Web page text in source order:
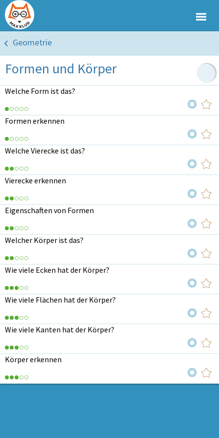
Geometrie
Formen und Körper
Welche Form ist das?
Formen erkennen
Welche Vierecke ist das?
Vierecke erkennen
Eigenschaften von Formen
Welcher Körper ist das?
Wie viele Ecken hat der Körper?
Wie viele Flächen hat der Körper?
Wie viele Kanten hat der Körper?
Körper erkennen